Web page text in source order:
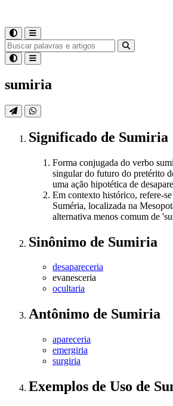
sumiria
Significado de Sumiria
Forma conjugada do verbo
singular do futuro do pretérito
uma ação hipotética de
Em contexto histórico, refere-
Suméria, localizada na
alternativa menos comum de
Sinônimo de Sumiria
desapareceria
evanesceria
ocultaria
Antônimo de Sumiria
apareceria
emergiria
surgiria
Exemplos de Uso de